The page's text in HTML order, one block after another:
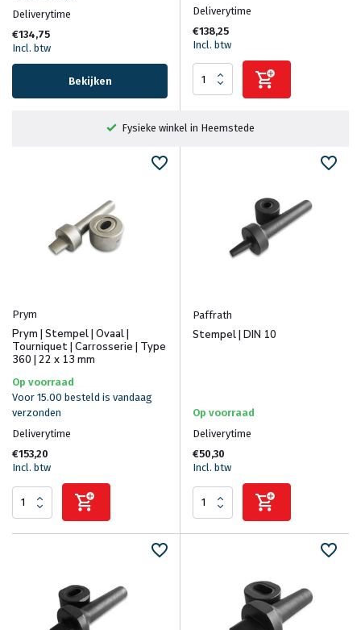
Deliverytime
€134,75
Incl. btw
Bekijken
Deliverytime
€138,25
Incl. btw
Fysieke winkel in Heemstede
Prym
Prym | Stempel | Ovaal |
Tourniquet | Carrosserie | Type
360 | 22 x 13 mm
Op voorraad
Voor 15.00 besteld is vandaag
verzonden
Deliverytime
€153,20
Incl. btw
Paffrath
Stempel | DIN 10
Op voorraad
Deliverytime
€50,30
Incl. btw